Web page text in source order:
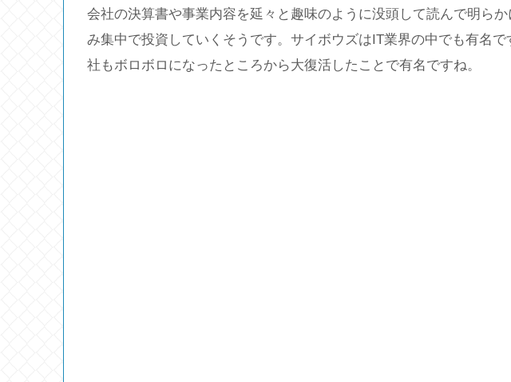
会社の決算書や事業内容を延々と趣味のように没頭して読んで明ら
み集中で投資していくそうです。サイボウズはIT業界の中でも有名
社もボロボロになったところから大復活したことで有名ですね。